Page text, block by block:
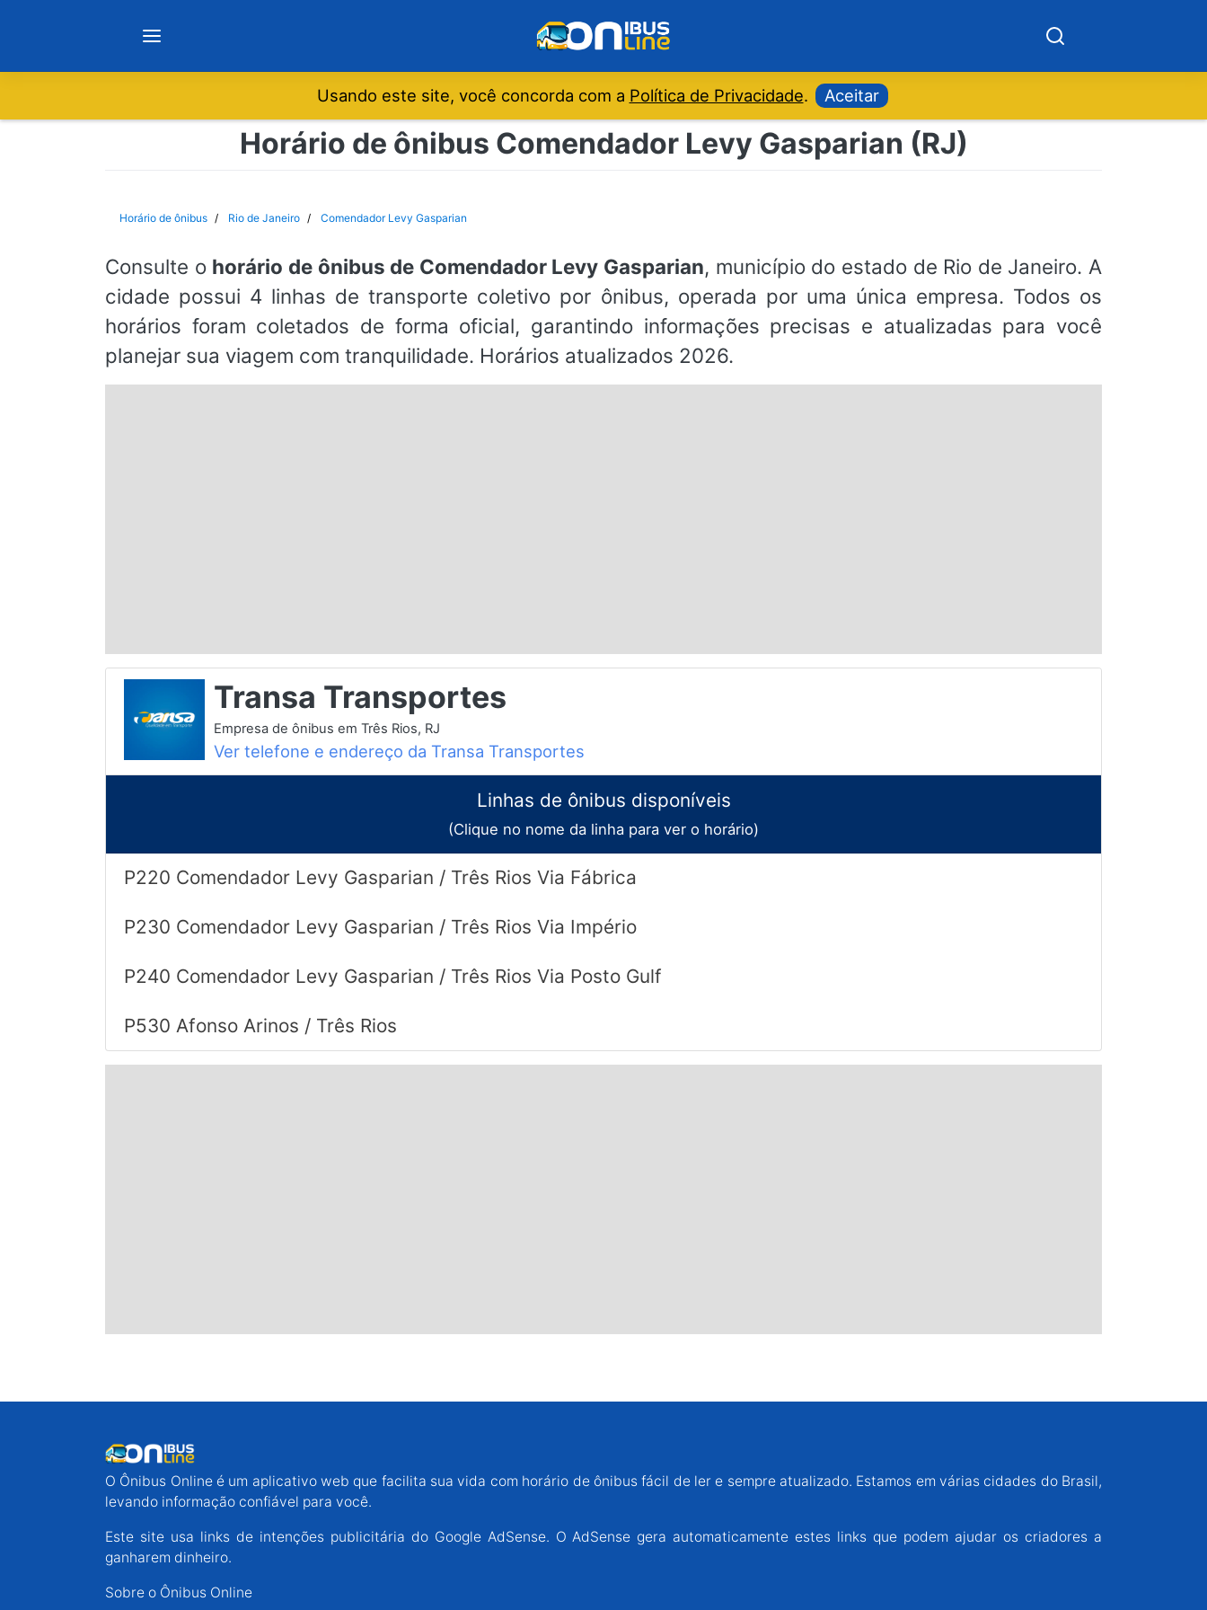
Notícias
São Paulo
Rio de Janeiro
Centro-Oeste
Usando este site, você concorda com a Política de Privacidade. Aceitar
Horário de ônibus Comendador Levy Gasparian (RJ)
Horário de ônibus Rio de Janeiro Comendador Levy Gasparian
Consulte o horário de ônibus de Comendador Levy Gasparian, município do estado de Rio de Janeiro. A
cidade possui 4 linhas de transporte coletivo por ônibus, operada por uma única empresa. Todos os
horários foram coletados de forma oficial, garantindo informações precisas e atualizadas para você
planejar sua viagem com tranquilidade. Horários atualizados 2026.
Transa Transportes
Empresa de ônibus em Três Rios, RJ
Ver telefone e endereço da Transa Transportes
Linhas de ônibus disponíveis
(Clique no nome da linha para ver o horário)
P220 Comendador Levy Gasparian / Três Rios Via Fábrica
P230 Comendador Levy Gasparian / Três Rios Via Império
P240 Comendador Levy Gasparian / Três Rios Via Posto Gulf
P530 Afonso Arinos / Três Rios
O Ônibus Online é um aplicativo web que facilita sua vida com horário de ônibus fácil de ler e sempre atualizado. Estamos em várias cidades do Brasil,
levando informação confiável para você.
Este site usa links de intenções publicitária do Google AdSense. O AdSense gera automaticamente estes links que podem ajudar os criadores a
ganharem dinheiro.
Sobre o Ônibus Online